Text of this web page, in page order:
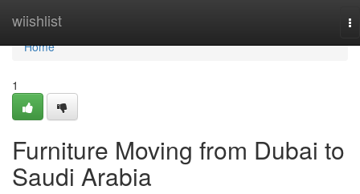
wiishlist
Home
Home
1
Furniture Moving from Dubai to
Saudi Arabia